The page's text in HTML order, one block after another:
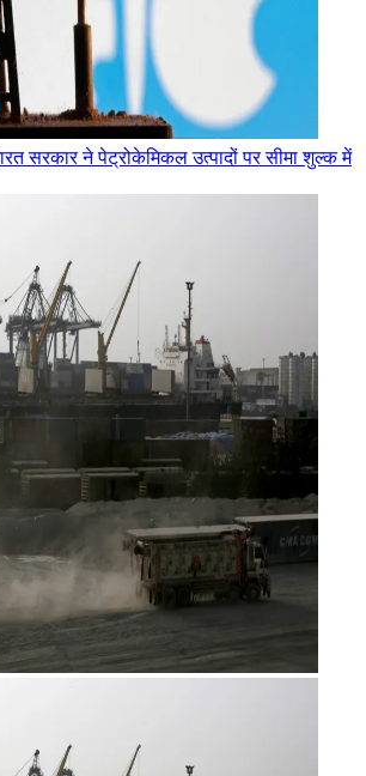
सरकार ने पेट्रोकेमिकल उत्पादों पर सीमा शुल्क में